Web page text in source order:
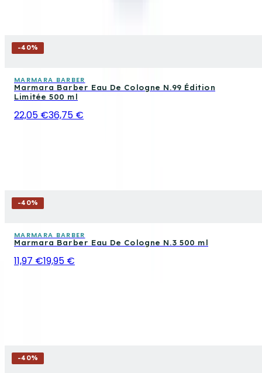
-40%
MARMARA BARBER
Marmara Barber Eau De Cologne N.99 Édition
Limitée 500 ml
22,05 €36,75 €
-40%
MARMARA BARBER
Marmara Barber Eau De Cologne N.3 500 ml
11,97 €19,95 €
-40%